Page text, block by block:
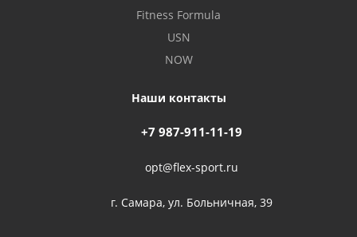
Fitness Formula
USN
NOW
Наши контакты
+7 987-911-11-19
opt@flex-sport.ru
г. Самара, ул. Больничная, 39